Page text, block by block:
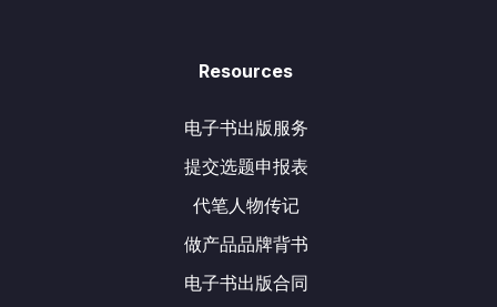
Resources
电子书出版服务
提交选题申报表
代笔人物传记
做产品品牌背书
电子书出版合同